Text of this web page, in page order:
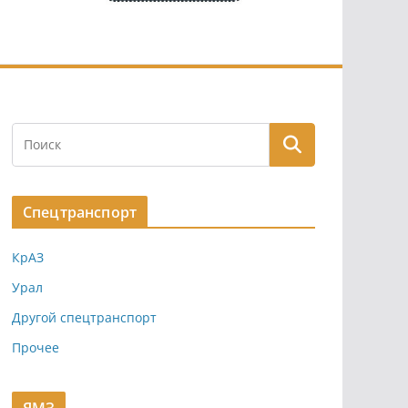
Спецтранспорт
КрАЗ
Урал
Другой спецтранспорт
Прочее